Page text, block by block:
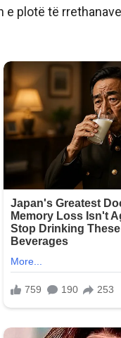
e plotë të